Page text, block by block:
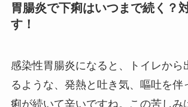
胃腸炎で下痢はいつまで続く？
す！
感染性胃腸炎になると、トイレから
るような、発熱と吐き気、嘔吐を伴
痢が続いて辛いですね。この苦しみ